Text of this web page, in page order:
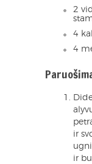
2
4
4
ir
ir